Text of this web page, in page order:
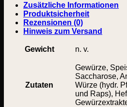
Zusätzliche Informationen
Produktsicherheit
Rezensionen (0)
Hinweis zum Versand
Gewicht n. v.
Zutaten
Gewürze,
Saccharose,
Würze (hydr.
und Raps),